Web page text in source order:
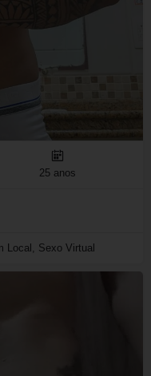
25 anos
Local, Sexo Virtual